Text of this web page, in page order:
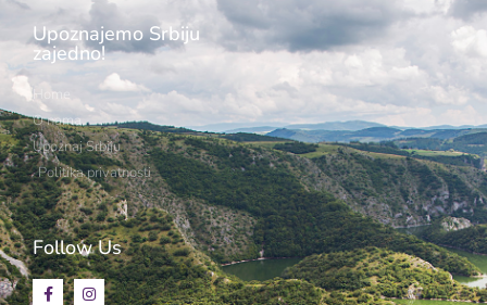
Upoznajemo Srbiju
zajedno!
Home
O nama
Upoznaj Srbiju
Politika privatnosti
Follow Us